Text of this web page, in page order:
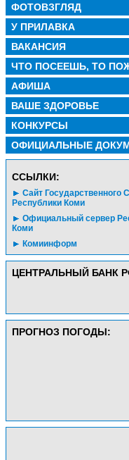
ФОТОВЗГЛЯД
У ПРИЛАВКА
ВАКАНСИЯ
ЧТО ПОСЕЕШЬ, ТО
АФИША
ВАШЕ ЗДОРОВЬЕ
КОНКУРСЫ
ОФИЦИАЛЬНЫЕ
CСЫЛКИ:
Сайт Государственного
Республики Коми
Официальный сервер
Коми
Комиинформ
ЦЕНТРАЛЬНЫЙ БАНК
ПРОГНОЗ ПОГОДЫ: